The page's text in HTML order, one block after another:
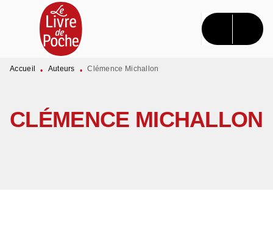
MENU RECHERCHE CONTENU
PIED DE PAGE
Accueil • Auteurs • Clémence Michallon
CLÉMENCE MICHALLON